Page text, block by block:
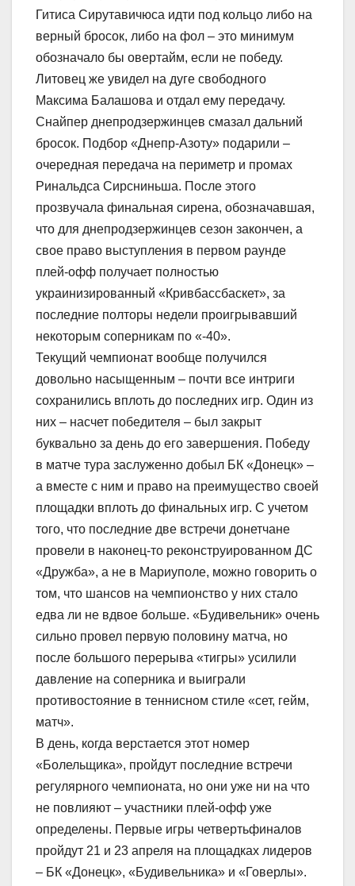
Гитиса Сирутавичюса идти под кольцо либо на
верный бросок, либо на фол – это минимум
обозначало бы овертайм, если не победу.
Литовец же увидел на дуге свободного
Максима Балашова и отдал ему передачу.
Снайпер днепродзержинцев смазал дальний
бросок. Подбор «Днепр-Азоту» подарили –
очередная передача на периметр и промах
Ринальдса Сирсниньша. После этого
прозвучала финальная сирена, обозначавшая,
что для днепродзержинцев сезон закончен, а
свое право выступления в первом раунде
плей-офф получает полностью
украинизированный «Кривбассбаскет», за
последние полторы недели проигрывавший
некоторым соперникам по «-40».
Текущий чемпионат вообще получился
довольно насыщенным – почти все интриги
сохранились вплоть до последних игр. Один из
них – насчет победителя – был закрыт
буквально за день до его завершения. Победу
в матче тура заслуженно добыл БК «Донецк» –
а вместе с ним и право на преимущество своей
площадки вплоть до финальных игр. С учетом
того, что последние две встречи донетчане
провели в наконец-то реконструированном ДС
«Дружба», а не в Мариуполе, можно говорить о
том, что шансов на чемпионство у них стало
едва ли не вдвое больше. «Будивельник» очень
сильно провел первую половину матча, но
после большого перерыва «тигры» усилили
давление на соперника и выиграли
противостояние в теннисном стиле «сет, гейм,
матч».
В день, когда верстается этот номер
«Болельщика», пройдут последние встречи
регулярного чемпионата, но они уже ни на что
не повлияют – участники плей-офф уже
определены. Первые игры четвертьфиналов
пройдут 21 и 23 апреля на площадках лидеров
– БК «Донецк», «Будивельника» и «Говерлы».